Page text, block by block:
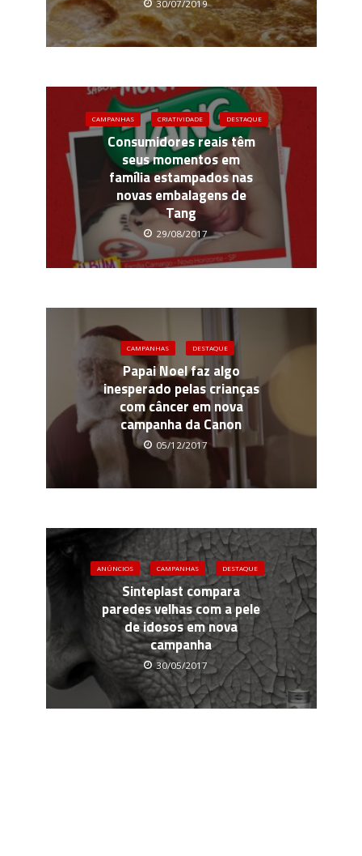
30/07/2019
CAMPANHAS CRIATIVIDADE DESTAQUE
Consumidores reais têm
seus momentos em
família estampados nas
novas embalagens de
Tang
29/08/2017
CAMPANHAS DESTAQUE
Papai Noel faz algo
inesperado pelas crianças
com câncer em nova
campanha da Canon
05/12/2017
ANÚNCIOS CAMPANHAS DESTAQUE
Sinteplast compara
paredes velhas com a pele
de idosos em nova
campanha
30/05/2017